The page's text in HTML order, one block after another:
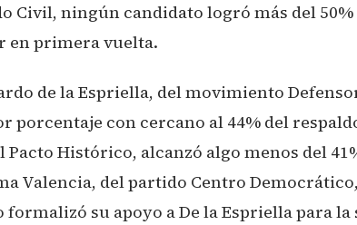
Civil, ningún candidato logró más del
en primera vuelta.
de la Espriella, del movimiento
porcentaje con cercano al 44% del
Pacto Histórico, alcanzó algo menos del
Valencia, del partido Centro
formalizó su apoyo a De la Espriella para la